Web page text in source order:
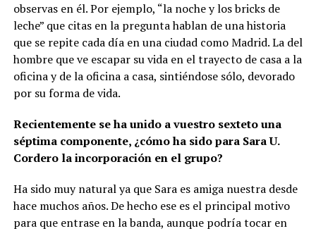
observas en él. Por ejemplo, “la noche y los bricks de
leche” que citas en la pregunta hablan de una historia
que se repite cada día en una ciudad como Madrid. La del
hombre que ve escapar su vida en el trayecto de casa a la
oficina y de la oficina a casa, sintiéndose sólo, devorado
por su forma de vida.
Recientemente se ha unido a vuestro sexteto una
séptima componente, ¿cómo ha sido para Sara U.
Cordero la incorporación en el grupo?
Ha sido muy natural ya que Sara es amiga nuestra desde
hace muchos años. De hecho ese es el principal motivo
para que entrase en la banda, aunque podría tocar en